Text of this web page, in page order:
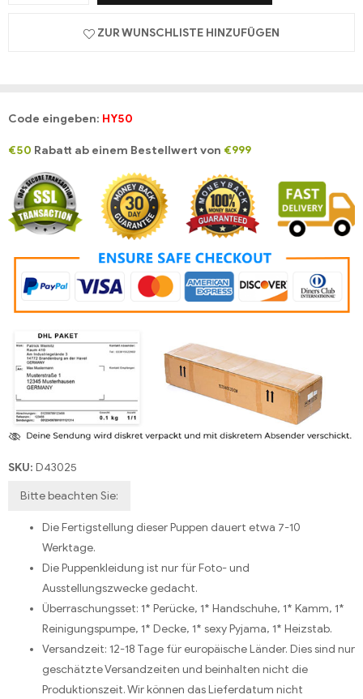
ZUR WUNSCHLISTE HINZUFÜGEN
Code eingeben: HY50
€50 Rabatt ab einem Bestellwert von €999
SKU: D43025
Bitte beachten Sie:
Die Fertigstellung dieser Puppen dauert etwa 7-10
Werktage.
Die Puppenkleidung ist nur für Foto- und
Ausstellungszwecke gedacht.
Überraschungsset: 1* Perücke, 1* Handschuhe, 1* Kamm, 1*
Reinigungspumpe, 1* Decke, 1* sexy Pyjama, 1* Heizstab.
Versandzeit: 12-18 Tage für europäische Länder. Dies sind nur
geschätzte Versandzeiten und beinhalten nicht die
Produktionszeit. Wir können das Lieferdatum nicht